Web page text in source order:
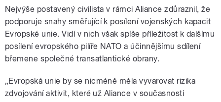
Nejvýše postavený civilista v rámci Aliance zdůraznil, že
podporuje snahy směřující k posílení vojenských kapacit
Evropské unie. Vidí v nich však spíše příležitost k dalšímu
posílení evropského pilíře NATO a účinnějšímu sdílení
břemene společné transatlantické obrany.
„Evropská unie by se nicméně měla vyvarovat rizika
zdvojování aktivit, které už Aliance v současnosti